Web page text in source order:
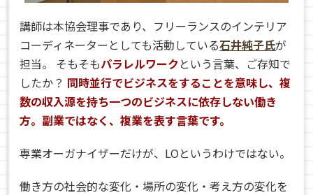
講師は本協会理事であり、フリーランスのインテリア
コーディネーターとしても活動している石井純子氏が
担当。 そもそもパラレルワークという言葉、ご存知で
したか？ 同時並行でビジネスをすることを意味し、複
数の収入源を持ち一つのビジネスに依存しない働き
方。副業ではなく、複業を表す言葉です。
専業オーガナイザーだけが、LOというわけではない。
働き方の社会的な変化・場所の変化・考え方の変化を